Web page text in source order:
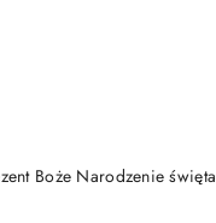
Boże Narodzenie święta